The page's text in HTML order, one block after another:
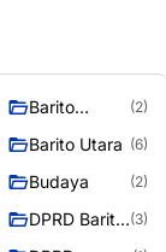
Barito
(2)
Barito Utara (6)
Budaya (2)
DPRD Barito (3)